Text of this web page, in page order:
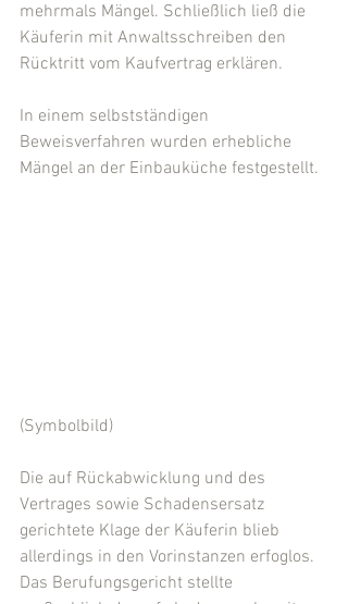
mehrmals Mängel. Schließlich ließ die
Käuferin mit Anwaltsschreiben den
Rücktritt vom Kaufvertrag erklären.
In einem selbstständigen
Beweisverfahren wurden erhebliche
Mängel an der Einbauküche festgestellt.
(Symbolbild)
Die auf Rückabwicklung und des
Vertrages sowie Schadensersatz
gerichtete Klage der Käuferin blieb
allerdings in den Vorinstanzen erfoglos.
Das Berufungsgericht stellte